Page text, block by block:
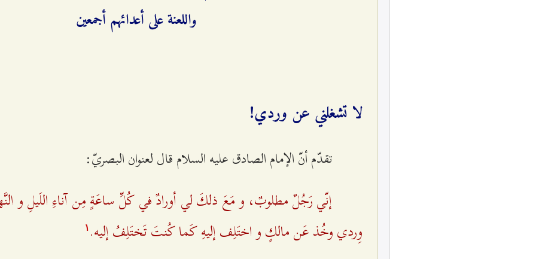
واللعنة على أعدائهم أجمعين
لا تشغلني عن وردي!
تقدّم أنّ الإمام الصادق عليه السلام قال لعنوان البصريّ:
إنّي رَجُلٌ مطلوبٌ، و مَعَ ذلكَ لي أورادٌ في كُلِّ ساعَةٍ مِن آناءِ اللَيلِ و
وِردي وخُذ عَن مالكٍ و اختَلِف إليهِ كَما كُنتَ تَختَلِفُ إليه. ۱